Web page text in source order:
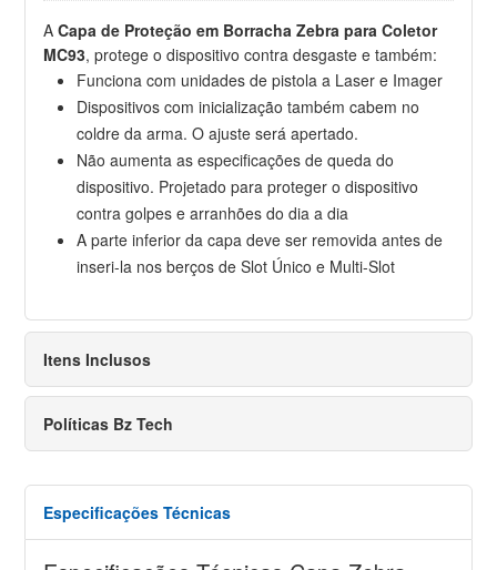
ACapa de Proteção em Borracha Zebra para Coletor
MC93, protege o dispositivo contra desgaste e também:
Funciona com unidades de pistola a Laser e Imager
Dispositivos com inicialização também cabem no
coldre da arma. O ajuste será apertado.
Não aumenta as especificações de queda do
dispositivo. Projetado para proteger o dispositivo
contra golpes e arranhões do dia a dia
A parte inferior da capa deve ser removida antes de
inseri-la nos berços de Slot Único e Multi-Slot
Itens Inclusos
Políticas Bz Tech
Especificações Técnicas